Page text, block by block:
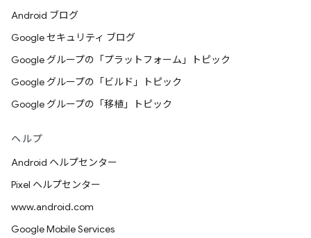
Android ブログ
Google セキュリティ ブログ
Google グループの「プラットフォーム」トピック
Google グループの「ビルド」トピック
Google グループの「移植」トピック
ヘルプ
Android ヘルプセンター
Pixel ヘルプセンター
www.android.com
Google Mobile Services